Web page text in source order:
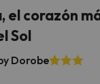
el corazón
Sol
Dorobe